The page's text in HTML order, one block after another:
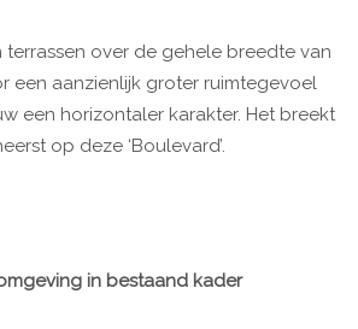
terrassen over de gehele breedte van
een aanzienlijk groter ruimtegevoel
een horizontaler karakter. Het breekt
op deze ‘Boulevard’.
in bestaand kader